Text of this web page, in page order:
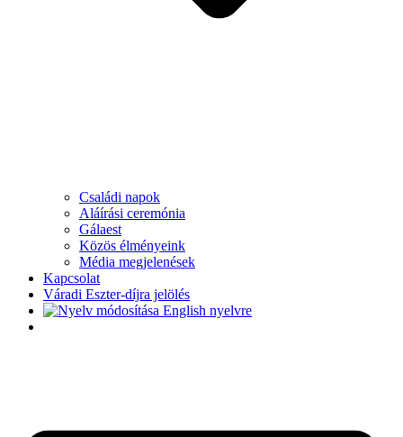
Családi napok
Aláírási ceremónia
Gálaest
Közös élményeink
Média megjelenések
Kapcsolat
Váradi Eszter-díjra jelölés